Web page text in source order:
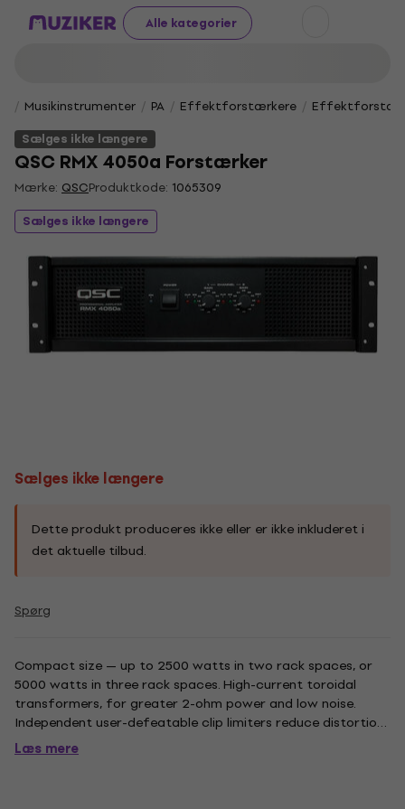
Alle kategorier
Musikinstrumenter PA Effektforstærkere
Sælges ikke længere
QSC RMX 4050a Forstærker
Mærke: QSCProduktkode: 1065309
Sælges ikke længere
Sælges ikke længere
Dette produkt produceres ikke eller er ikke inkluderet i
det aktuelle tilbud.
Spørg
Compact size — up to 2500 watts in two rack spaces, or
5000 watts in three rack spaces. High-current toroidal
transformers, for greater 2-ohm power and low noise.
Independent user-defeatable clip limiters reduce distortion.
Selectable low-frequency filters (30 Hz or 50 Hz) protect
speakers and increase headroom. The 4000-watt
Læs mere